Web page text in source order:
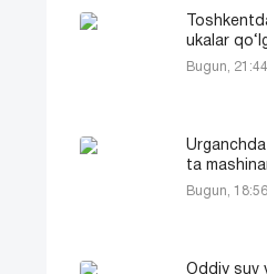
ukalar
Bugun, 21:44
ta
Bugun, 18:56
Oddiy suv